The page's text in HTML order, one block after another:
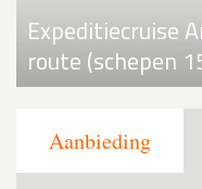
Expeditiecruise
route (schepen